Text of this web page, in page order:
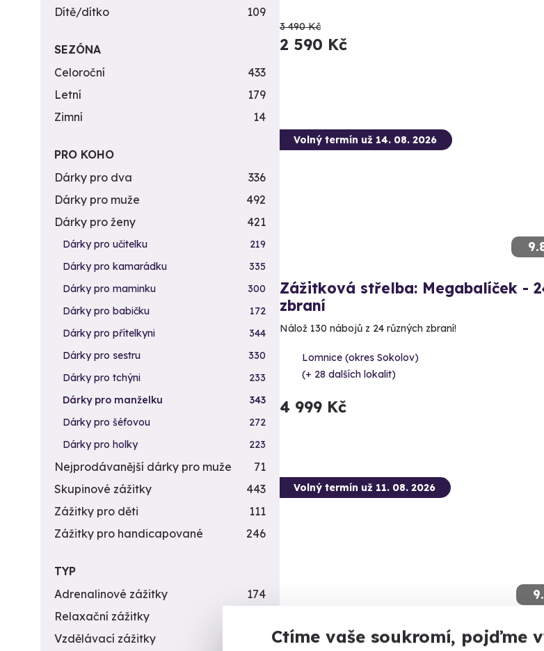
Ctíme vaše soukromí, pojďme
3 490 Kč
2 590 Kč
Volný termín už 14. 08. 2026
Zážitková střelba: Megabalíček -
zbraní
Nálož 130 nábojů z 24 různých zbraní!
Lomnice (okres Sokolov)
(+ 28 dalších lokalit)
4 999 Kč
Volný termín už 11. 08. 2026
Zážitková střelba: Nejsilnější
Dítě/dítko
109
SEZÓNA
Celoroční
433
Letní
179
Zimní
14
PRO KOHO
Dárky pro dva
336
Dárky pro muže
492
Dárky pro ženy
421
Dárky pro učitelku
219
Dárky pro kamarádku
335
Dárky pro maminku
300
Dárky pro babičku
172
Dárky pro přítelkyni
344
Dárky pro sestru
330
Dárky pro tchýni
233
Dárky pro manželku
343
Dárky pro šéfovou
272
Dárky pro holky
223
Nejprodávanější dárky pro muže
71
Skupinové zážitky
443
Zážitky pro děti
111
Zážitky pro handicapované
246
TYP
Adrenalinové zážitky
174
Relaxační zážitky
Vzdělávací zážitky